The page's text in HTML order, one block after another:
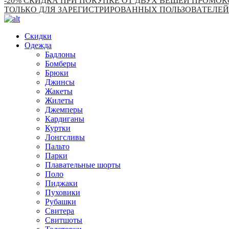
ТОЛЬКО ДЛЯ ЗАРЕГИСТРИРОВАННЫХ ПОЛЬЗОВАТЕЛЕЙ
Скидки
Одежда
Бадлоны
Бомберы
Брюки
Джинсы
Жакеты
Жилеты
Джемперы
Кардиганы
Куртки
Лонгсливы
Пальто
Парки
Плавательные шорты
Поло
Пиджаки
Пуховики
Рубашки
Свитера
Свитшоты